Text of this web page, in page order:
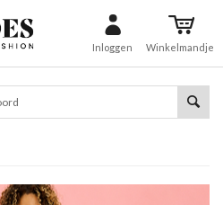
Inloggen Winkelmandje